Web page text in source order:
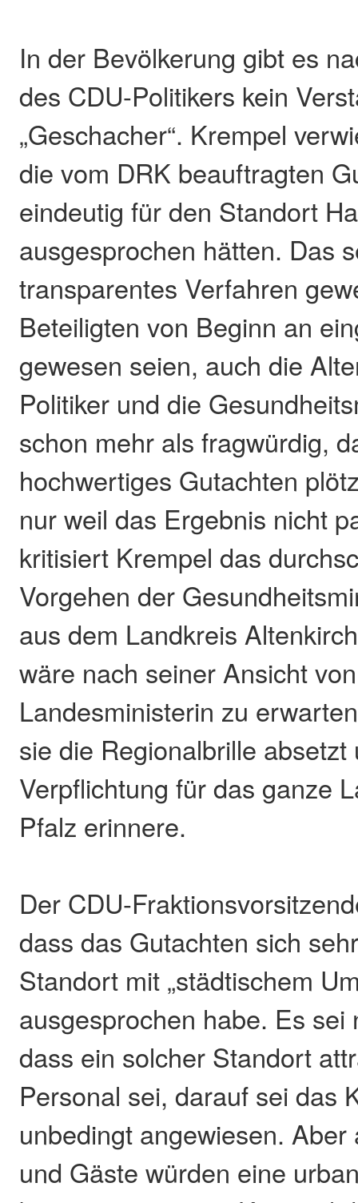
In der Bevölkerung gibt es
des CDU-Politikers kein
„Geschacher“. Krempel
die vom DRK beauftragten
eindeutig für den Standort
ausgesprochen hätten. Das
transparentes Verfahren
Beteiligten von Beginn an
gewesen seien, auch die
Politiker und die
schon mehr als fragwürdig,
hochwertiges Gutachten
nur weil das Ergebnis nicht
kritisiert Krempel das
Vorgehen der
aus dem Landkreis
wäre nach seiner Ansicht
Landesministerin zu
sie die Regionalbrille
Verpflichtung für das ganze
Pfalz erinnere.
Der CDU-
dass das Gutachten sich
Standort mit „städtischem
ausgesprochen habe. Es sei
dass ein solcher Standort
Personal sei, darauf sei das
unbedingt angewiesen.
und Gäste würden eine